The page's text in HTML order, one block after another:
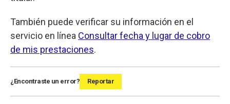
También puede verificar su información en el
servicio en línea Consultar fecha y lugar de cobro
de mis prestaciones.
¿Encontraste un error? Reportar